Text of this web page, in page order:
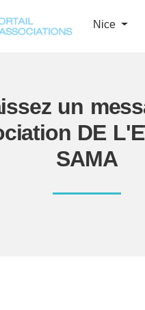
Nice
un
DE
SAMA